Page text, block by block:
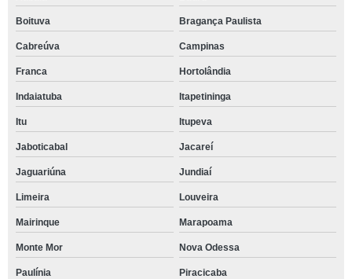
Boituva Bragança Paulista
Cabreúva Campinas
Franca Hortolândia
Indaiatuba Itapetininga
Itu Itupeva
Jaboticabal Jacareí
Jaguariúna Jundiaí
Limeira Louveira
Mairinque Marapoama
Monte Mor Nova Odessa
Paulínia Piracicaba